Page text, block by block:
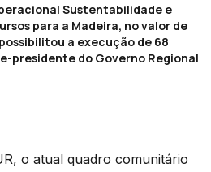
Sustentabilidade e
para a Madeira, no valor de
a execução de 68
presidente do Governo Regional
o atual quadro comunitário